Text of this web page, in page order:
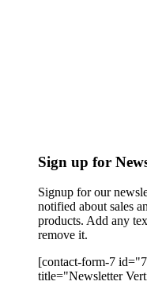
Sign up for
Signup for our
notified about sales
products. Add any
remove it.
[contact-form-7
title="Newsletter